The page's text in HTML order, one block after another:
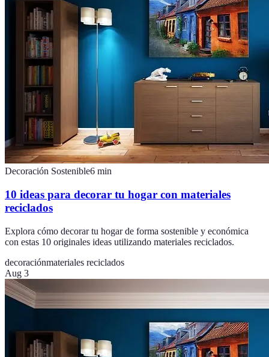
Decoración Sostenible6 min
10 ideas para decorar tu hogar con materiales
reciclados
Explora cómo decorar tu hogar de forma sostenible y económica
con estas 10 originales ideas utilizando materiales reciclados.
decoraciónmateriales reciclados
Aug 3